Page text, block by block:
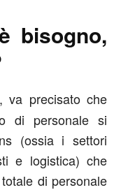
bisogno,
, va precisato che
di personale si
(ossia i settori
e logistica) che
di personale